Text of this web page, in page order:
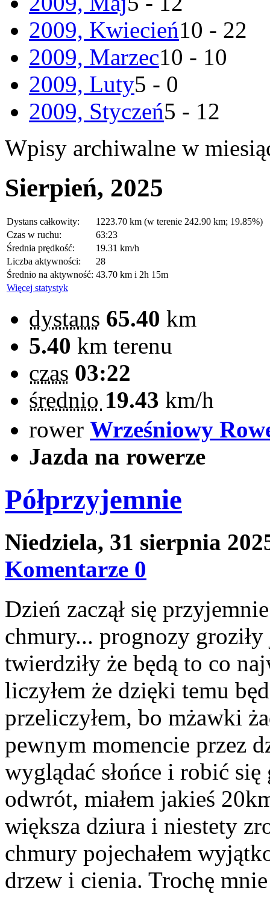
2009, Kwiecień10 - 22
2009, Marzec10 - 10
2009, Luty5 - 0
2009, Styczeń5 - 12
Wpisy archiwalne w
Sierpień, 2025
Dystans całkowity:
1223.70 km (w terenie 242.90 km; 19.85%)
Czas w ruchu:
63:23
Średnia prędkość:
19.31 km/h
Liczba aktywności:
28
Średnio na aktywność: 43.70 km i 2h 15m
Więcej statystyk
dystans 65.40 km
5.40 km terenu
czas 03:22
średnio 19.43 km/h
rower Wrześniowy
Jazda na rowerze
Półprzyjemnie
Niedziela, 31 sierpnia
Komentarze 0
Dzień zaczął się
chmury... prognozy
twierdziły że będą to co
liczyłem że dzięki temu
przeliczyłem, bo mżawki
pewnym momencie przez
wyglądać słońce i robić
odwrót, miałem jakieś
większa dziura i niestety
chmury pojechałem
drzew i cienia. Trochę